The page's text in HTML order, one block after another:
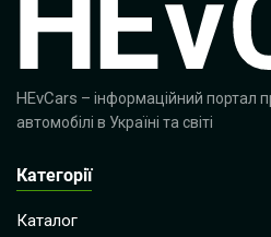
HEvCars – інформаційний портал
автомобілі в Україні та світі
Категорії
Каталог